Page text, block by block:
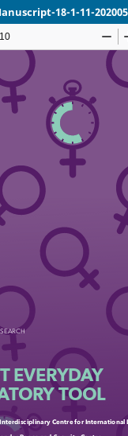
18-1-11-